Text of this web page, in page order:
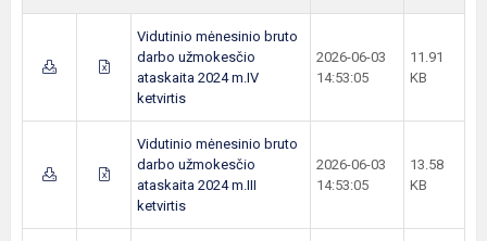
Vidutinio mėnesinio bruto
darbo užmokesčio
ataskaita 2024 m.IV
ketvirtis
2026-06-03
14:53:05
11.91
KB
Vidutinio mėnesinio bruto
darbo užmokesčio
ataskaita 2024 m.III
ketvirtis
2026-06-03
14:53:05
13.58
KB